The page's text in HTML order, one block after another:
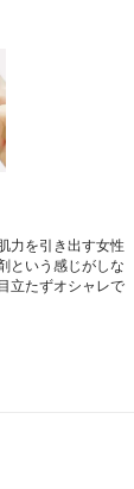
力を引き出す女性
という感じがしな
立たずオシャレで